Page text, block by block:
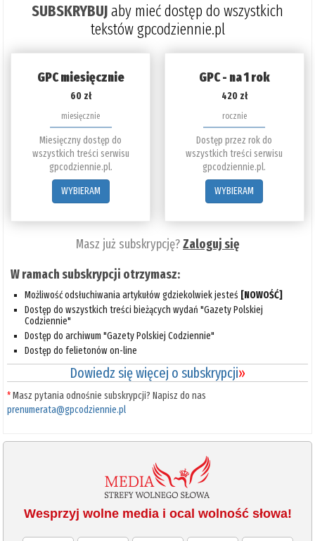
SUBSKRYBUJaby mieć dostęp do wszystkich
tekstów gpcodziennie.pl
GPC miesięcznie
60 zł
miesięcznie
Miesięczny dostęp do
wszystkich treści serwisu
gpcodziennie.pl.
WYBIERAM
GPC - na 1 rok
420 zł
rocznie
Dostęp przez rok do
wszystkich treści serwisu
gpcodziennie.pl.
WYBIERAM
Masz już subskrypcję?Zaloguj się
W ramach subskrypcji otrzymasz:
Możliwość odsłuchiwania artykułów gdziekolwiek jesteś [NOWOŚĆ]
Dostęp do wszystkich treści bieżących wydań "Gazety Polskiej
Codziennie"
Dostęp do archiwum "Gazety Polskiej Codziennie"
Dostęp do felietonów on-line
Dowiedz się więcej o subskrypcji»
*Masz pytania odnośnie subskrypcji? Napisz do nas
prenumerata@gpcodziennie.pl
Wesprzyj wolne media i ocal wolność słowa!